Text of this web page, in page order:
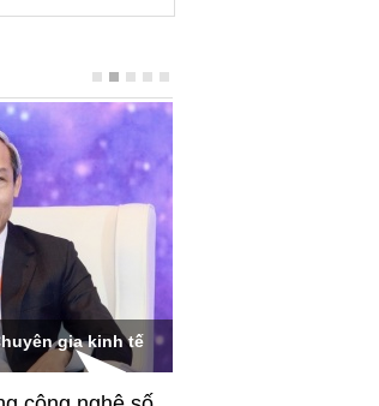
Ông Hoàng Quang Phòng - Phó Chủ
VCCI